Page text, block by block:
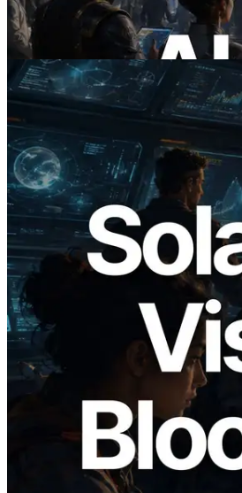
On Demand
Baca artikel ini
2026.05.24
Validators Solutions
Block Analyzer —
Waktu Produksi Blok per
Validator yang